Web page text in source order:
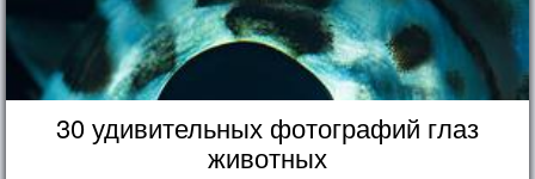
30 удивительных фотографий глаз
животных